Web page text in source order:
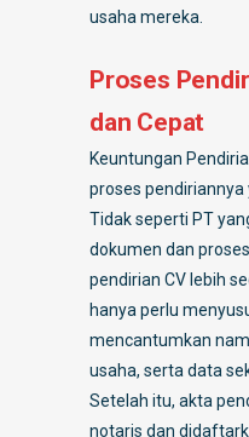
usaha mereka.
Proses
dan Cepat
Keuntungan
proses pendiriannya
Tidak seperti PT
dokumen dan
pendirian CV lebih
hanya perlu
mencantumkan
usaha, serta data
Setelah itu, akta
notaris dan